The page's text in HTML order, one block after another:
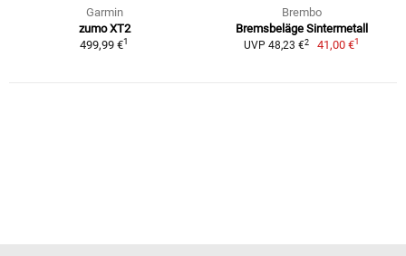
Garmin
zumo XT2
499,99 €1
Brembo
Bremsbeläge Sintermetall
UVP 48,23 €2 41,00 €1